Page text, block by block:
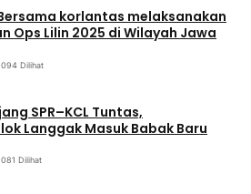
korlantas melaksanakan
Ops Lilin 2025 di Wilayah Jawa
Dilihat
SPR–KCL Tuntas,
Langgak Masuk Babak Baru
Dilihat